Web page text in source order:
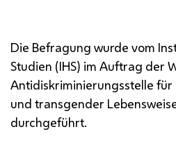
Die Befragung wurde vom
Studien (IHS) im Auftrag der
Antidiskriminierungsstelle
und transgender
durchgeführt.